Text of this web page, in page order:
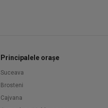
Principalele orașe
Suceava
Brosteni
Cajvana